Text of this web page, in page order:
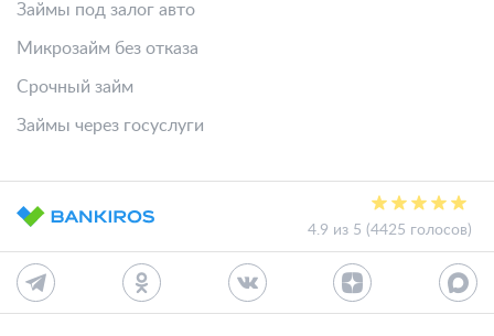
Займы под залог авто
Микрозайм без отказа
Срочный займ
Займы через госуслуги
4.9 из 5 (4425 голосов)